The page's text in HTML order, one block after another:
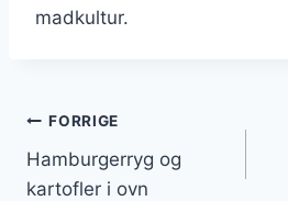
madkultur.
Indlægsnavigation
FORRIGE
Hamburgerryg og
kartofler i ovn